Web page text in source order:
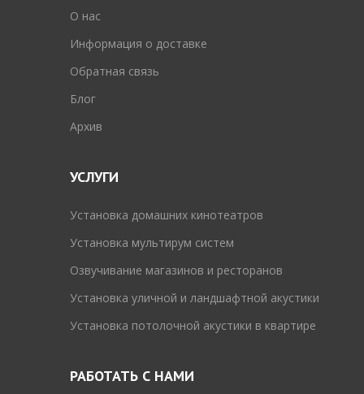
O нас
Информация о доставке
Обратная связь
Блог
Архив
УСЛУГИ
Установка домашних кинотеатров
Установка мультирум систем
Озвучивание магазинов и ресторанов
Установка уличной и ландшафтной акустики
Установка потолочной акустики в квартире
РАБОТАТЬ С НАМИ